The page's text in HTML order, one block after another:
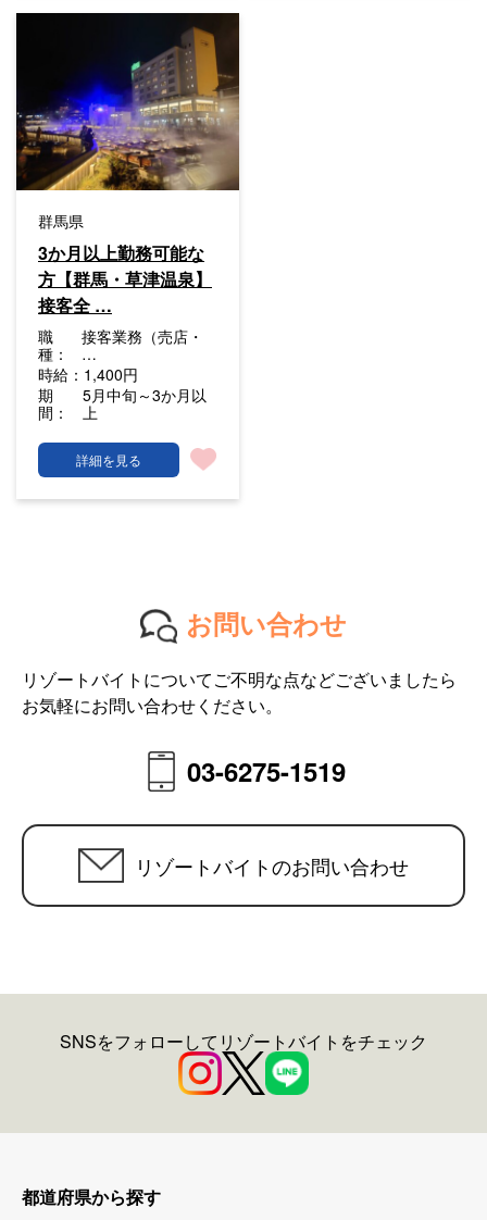
群馬県
3か月以上勤務可能な
方【群馬・草津温泉】
接客全 …
職
種：
接客業務（売店・
…
時給： 1,400円
期
間：
5月中旬～3か月以
上
詳細を見る
お問い合わせ
リゾートバイトについてご不明な点などございましたら
お気軽にお問い合わせください。
03-6275-1519
リゾートバイトのお問い合わせ
SNSをフォローしてリゾートバイトをチェック
都道府県から探す